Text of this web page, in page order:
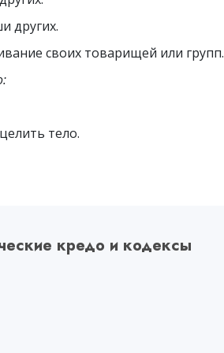
других.
своих товарищей или групп.
тело.
кредо и кодексы